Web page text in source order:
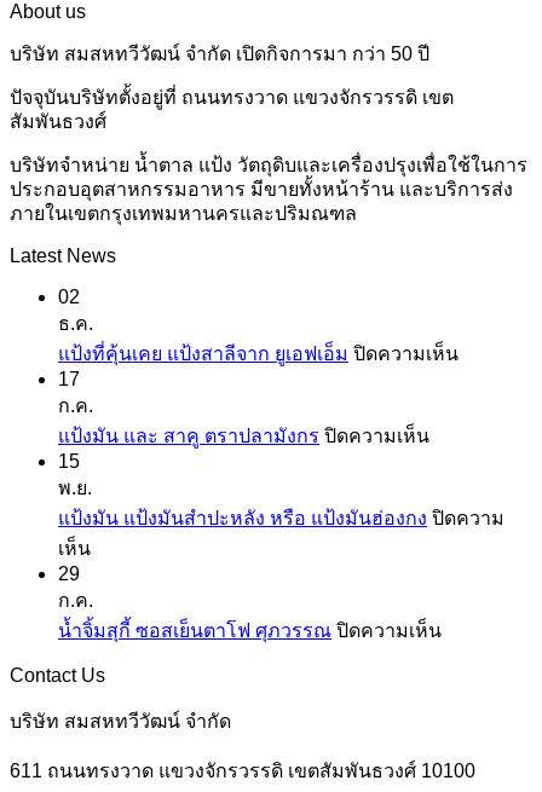
About us
บริษัท สมสหทวีวัฒน์ จำกัด เปิดกิจการมา กว่า 50 ปี
ปัจจุบันบริษัทตั้งอยู่ที่ ถนนทรงวาด แขวงจักรวรรดิ เขต
สัมพันธวงศ์
บริษัทจำหน่าย น้ำตาล แป้ง วัตถุดิบและเครื่องปรุงเพื่อใช้ในการ
ประกอบอุตสาหกรรมอาหาร มีขายทั้งหน้าร้าน และบริการส่ง
ภายในเขตกรุงเทพมหานครและปริมณฑล
Latest News
02
ธ.ค.
แป้งที่คุ้นเคย แป้งสาลีจาก ยูเอฟเอ็ม ปิดความเห็นบน
17
ก.ค.
แป้งมัน และ สาคู ตราปลามังกร ปิดความเห็นบน
และ
15
พ.ย.
แป้งมัน แป้งมันสำปะหลัง หรือ แป้งมันฮ่องกง ปิดความ
เห็นบน
มัน
แป้ง
มัน
หรือ
29
ก.ค.
น้ำจิ้มสุกี้ ซอสเย็นตาโฟ ศุภวรรณ ปิดความเห็นบน
ซอส
Contact Us
บริษัท สมสหทวีวัฒน์ จำกัด
611 ถนนทรงวาด แขวงจักรวรรดิ เขตสัมพันธวงศ์ 10100